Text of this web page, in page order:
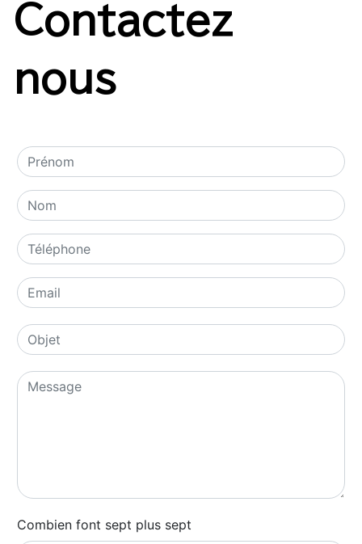
Contactez
nous
Combien font sept plus sept